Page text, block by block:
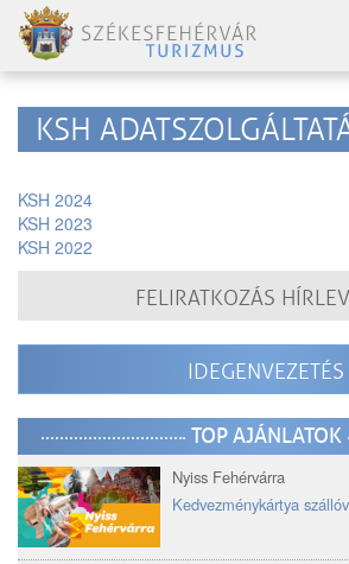
KSH
KSH 2024
KSH 2023
KSH 2022
FELIRATKOZÁS
IDEGENVEZETÉS
TOP AJÁNLATOK
Nyiss Fehérvárra
Kedvezménykártya